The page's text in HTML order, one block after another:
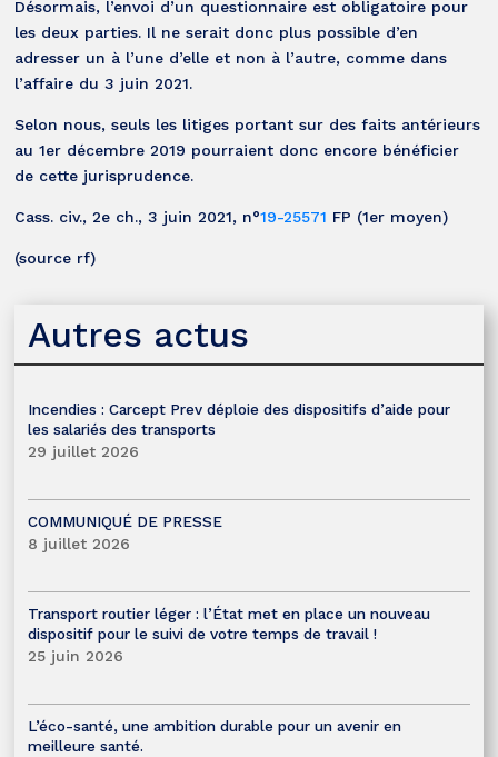
Désormais, l’envoi d’un questionnaire est obligatoire pour
les deux parties. Il ne serait donc plus possible d’en
adresser un à l’une d’elle et non à l’autre, comme dans
l’affaire du 3 juin 2021.
Selon nous, seuls les litiges portant sur des faits antérieurs
au 1er décembre 2019 pourraient donc encore bénéficier
de cette jurisprudence.
Cass. civ., 2e ch., 3 juin 2021, n°19-25571 FP (1er moyen)
(source rf)
Autres actus
Incendies : Carcept Prev déploie des dispositifs d’aide pour
les salariés des transports
29 juillet 2026
COMMUNIQUÉ DE PRESSE
8 juillet 2026
Transport routier léger : l’État met en place un nouveau
dispositif pour le suivi de votre temps de travail !
25 juin 2026
L’éco-santé, une ambition durable pour un avenir en
meilleure santé.